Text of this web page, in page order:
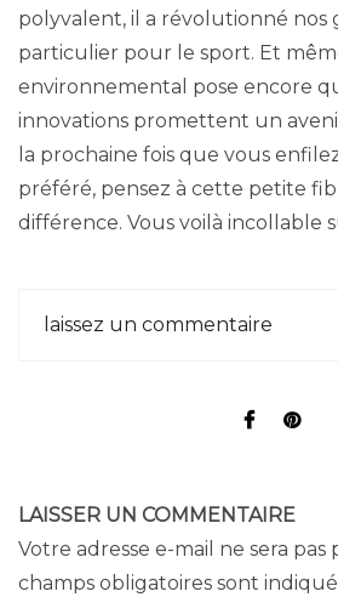
polyvalent, il a révolutionné nos
particulier pour le sport. Et
environnemental pose encore
innovations promettent un
la prochaine fois que vous
préféré, pensez à cette petite
différence. Vous voilà incollable
laissez un commentaire
LAISSER UN COMMENTAIRE
Votre adresse e-mail ne sera pas
champs obligatoires sont